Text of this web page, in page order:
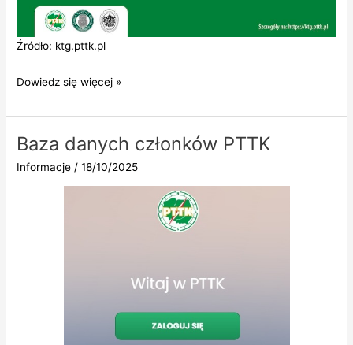
Źródło: ktg.pttk.pl
Sympozjum
Lat
Górskiej
Odznaki
Turystycznej
Dowiedz się więcej »
Baza danych członków PTTK
Informacje /18/10/2025